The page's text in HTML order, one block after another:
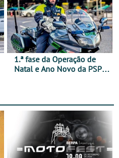
1.ª fase da Operação de
Natal e Ano Novo da PSP e